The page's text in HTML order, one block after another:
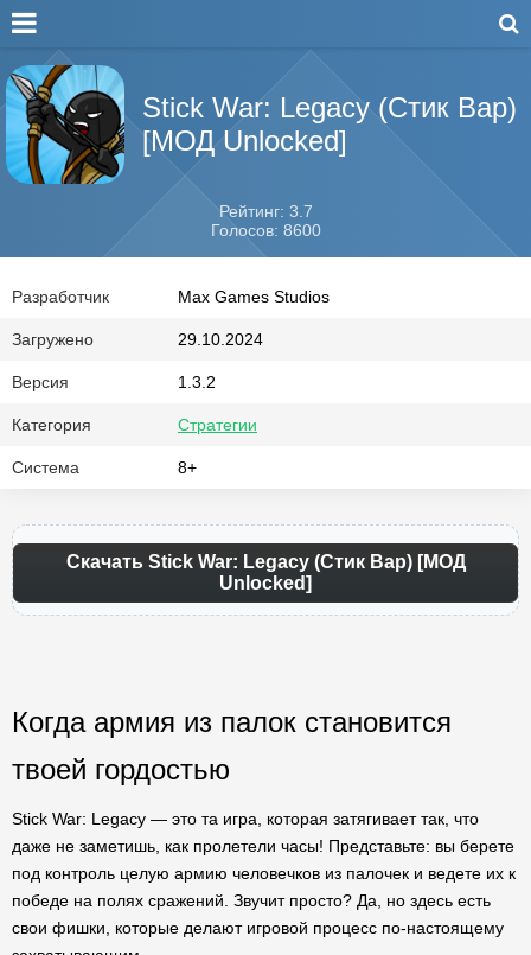
Stick War: Legacy (Стик Вар)
[МОД Unlocked]
Рейтинг: 3.7
Голосов: 8600
Разработчик Max Games Studios
Загружено 29.10.2024
Версия 1.3.2
Категория Стратегии
Система 8+
Скачать Stick War: Legacy (Стик Вар) [МОД
Unlocked]
Когда армия из палок становится
твоей гордостью
Stick War: Legacy — это та игра, которая затягивает так, что
даже не заметишь, как пролетели часы! Представьте: вы берете
под контроль целую армию человечков из палочек и ведете их к
победе на полях сражений. Звучит просто? Да, но здесь есть
свои фишки, которые делают игровой процесс по-настоящему